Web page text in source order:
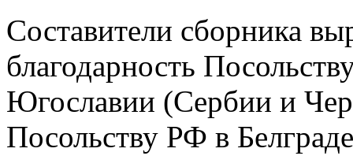
Составители сборника
благодарность
Югославии (Сербии и
Посольству РФ в